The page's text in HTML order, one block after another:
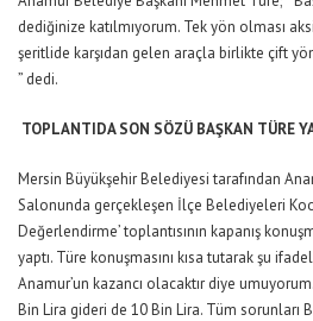
dediğinize katılmıyorum. Tek yön olması
şeritlide karşıdan gelen araçla birlikte çift
” dedi.
TOPLANTIDA SON SÖZÜ BAŞKAN TÜRE
Mersin Büyükşehir Belediyesi tarafından
Salonunda gerçekleşen İlçe Belediyeleri
Değerlendirme’ toplantısının kapanış
yaptı. Türe konuşmasını kısa tutarak şu
Anamur’un kazancı olacaktır diye
Bin Lira gideri de 10 Bin Lira. Tüm sorunları